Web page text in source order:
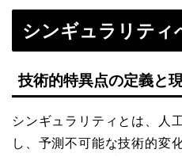
シンギュラリティ
技術的特異点の定義と
シンギュラリティとは、人
し、予測不可能な技術的変